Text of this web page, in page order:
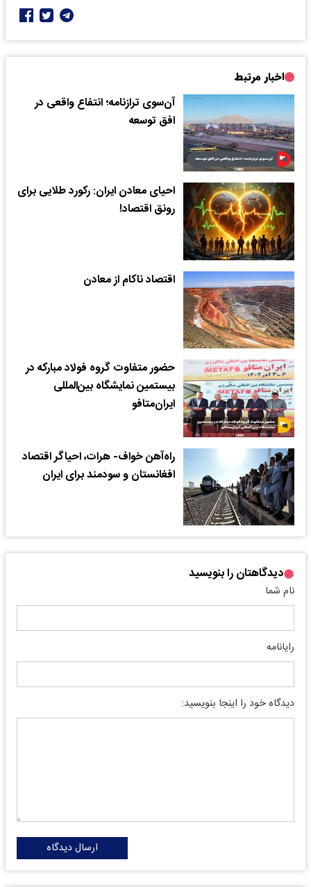
اخبار مرتبط
آن‌سوی ترازنامه؛ انتفاع واقعی در
افق توسعه
احیای معادن ایران: رکورد طلایی برای
رونق اقتصاد!
اقتصاد ناکام از معادن
حضور متفاوت گروه فولاد مبارکه در
بیستمین نمایشگاه بین‌المللی
ایران‌متافو
راه‌آهن خواف- هرات، احیاگر اقتصاد
افغانستان و سودمند برای ایران
دیدگاهتان را بنویسید
نام شما
رایانامه
دیدگاه خود را اینجا بنویسید:
ارسال دیدگاه